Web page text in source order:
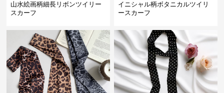
山水絵画柄細長リボンツイリー
スカーフ
イニシャル柄ボタニカルツイリ
ースカーフ